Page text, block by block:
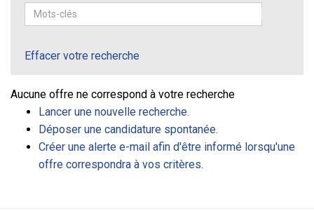
Effacer votre recherche
Aucune offre ne correspond à votre recherche
Lancer une nouvelle recherche.
Déposer une candidature spontanée.
Créer une alerte e-mail afin d'être informé lorsqu'une
offre correspondra à vos critères.